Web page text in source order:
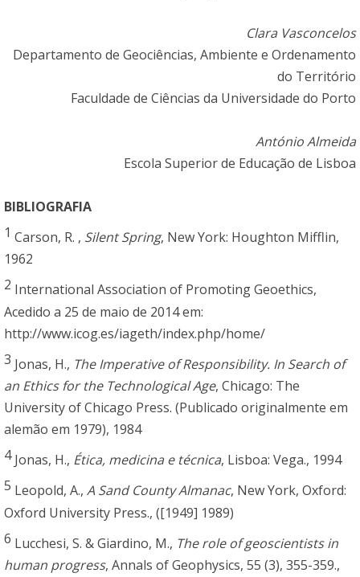
Clara Vasconcelos
Departamento de Geociências, Ambiente e Ordenamento
do Território
Faculdade de Ciências da Universidade do Porto
António Almeida
Escola Superior de Educação de Lisboa
BIBLIOGRAFIA
1 Carson, R. , Silent Spring, New York: Houghton Mifflin,
1962
2 International Association of Promoting Geoethics,
Acedido a 25 de maio de 2014 em:
http://www.icog.es/iageth/index.php/home/
3 Jonas, H., The Imperative of Responsibility. In Search of
an Ethics for the Technological Age, Chicago: The
University of Chicago Press. (Publicado originalmente em
alemão em 1979), 1984
4Jonas, H., Ética, medicina e técnica, Lisboa: Vega., 1994
5 Leopold, A., A Sand County Almanac, New York, Oxford:
Oxford University Press., ([1949] 1989)
6 Lucchesi, S. & Giardino, M., The role of geoscientists in
human progress, Annals of Geophysics, 55 (3), 355-359.,